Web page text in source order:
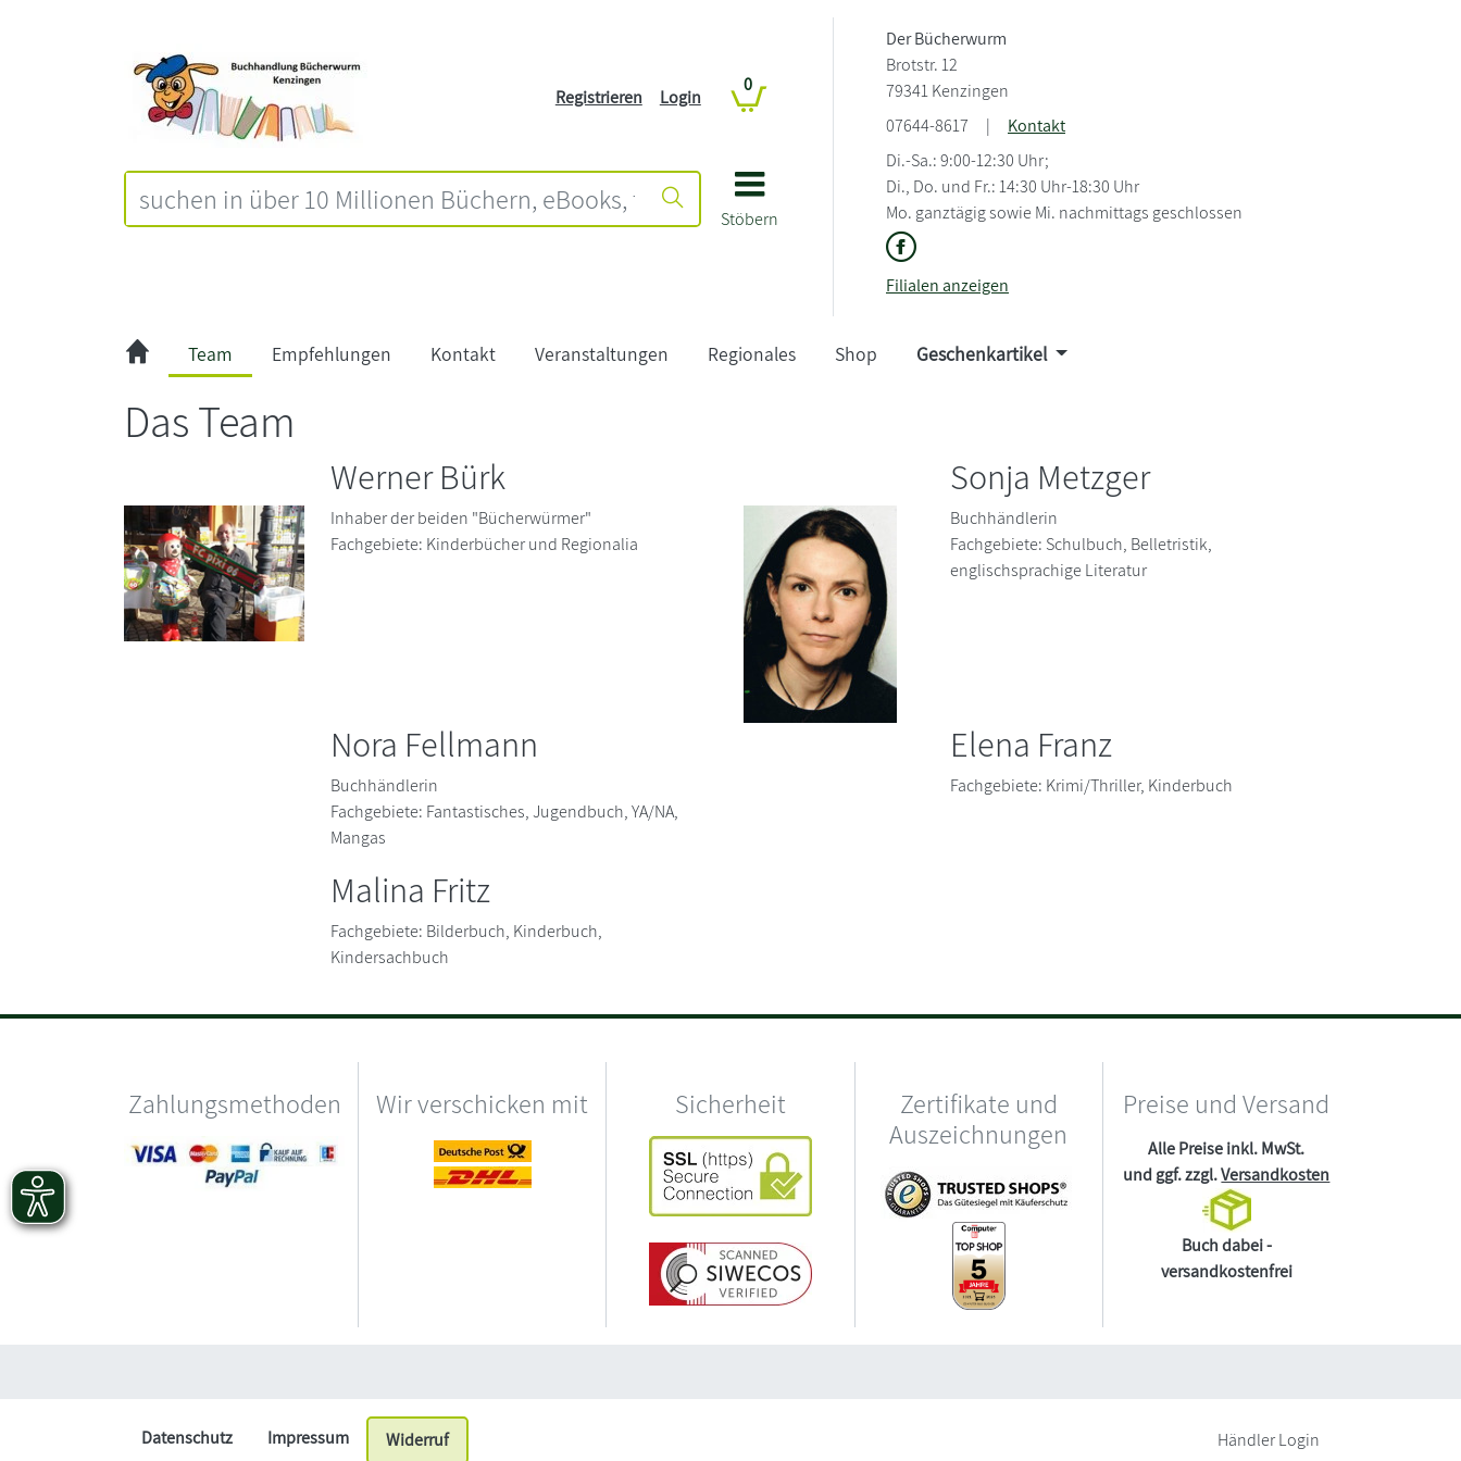
Stöbern
Registrieren Login
0
Der Bücherwurm
Brotstr. 12
79341 Kenzingen
07644-8617
|
Kontakt
Di.-Sa.: 9:00-12:30 Uhr;
Di., Do. und Fr.: 14:30 Uhr-18:30 Uhr
Mo. ganztägig sowie Mi. nachmittags geschlossen
Filialen anzeigen
Team Empfehlungen Kontakt Veranstaltungen Regionales Shop Geschenkartikel
Das Team
Werner Bürk
Inhaber der beiden "Bücherwürmer"
Fachgebiete: Kinderbücher und Regionalia
Sonja Metzger
Buchhändlerin
Fachgebiete: Schulbuch, Belletristik,
englischsprachige Literatur
Nora Fellmann
Buchhändlerin
Fachgebiete: Fantastisches, Jugendbuch, YA/NA,
Mangas
Elena Franz
Fachgebiete: Krimi/Thriller, Kinderbuch
Malina Fritz
Fachgebiete: Bilderbuch, Kinderbuch,
Kindersachbuch
Zahlungsmethoden Wir verschicken mit Sicherheit
Zertifikate und
Auszeichnungen
Preise und Versand
Alle Preise inkl. MwSt.
und ggf. zzgl.Versandkosten
Buch dabei -
versandkostenfrei
Datenschutz Impressum Widerruf Händler Login